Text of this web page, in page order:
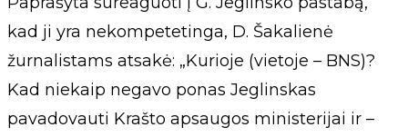
kad ji yra nekompetetinga, D. Šakalienė
žurnalistams atsakė: „Kurioje (vietoje – BNS)?
Kad niekaip negavo ponas Jeglinskas
pavadovauti Krašto apsaugos ministerijai ir –